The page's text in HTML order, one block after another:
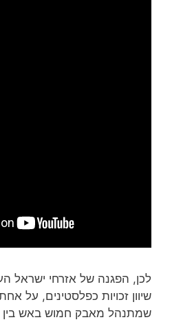
לכן, הפגנה של אזרחי ישראל
שיוון זכויות כפלסטינים, על
שמתנהל מאבק חמוש באש בין